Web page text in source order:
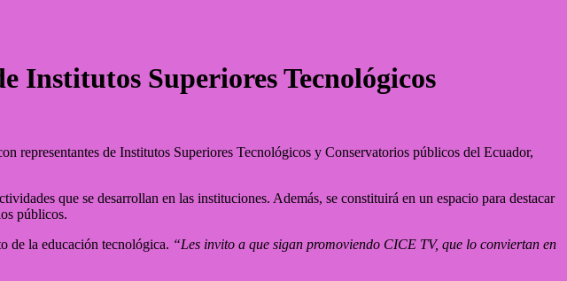
Institutos Superiores Tecnológicos
representantes de Institutos Superiores Tecnológicos y Conservatorios públicos del Ecuador,
que se desarrollan en las instituciones. Además, se constituirá en un espacio para destacar
públicos.
de la educación tecnológica. “Les invito a que sigan promoviendo CICE TV, que lo conviertan en